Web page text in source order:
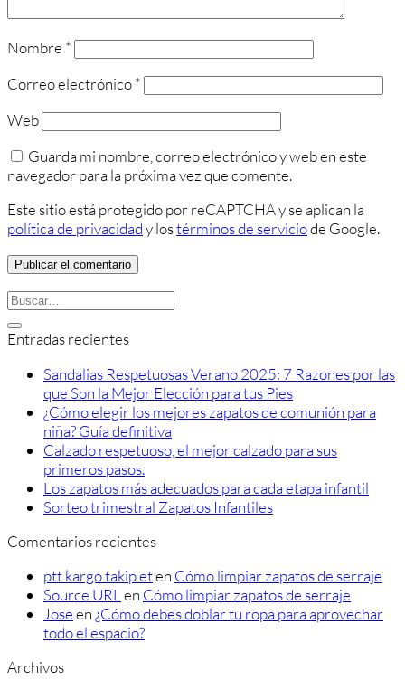
Nombre *
Correo electrónico*
Web
Guarda mi nombre, correo electrónico y web en este
navegador para la próxima vez que comente.
Este sitio está protegido por reCAPTCHA y se aplican la
política de privacidady lostérminos de serviciode Google.
Entradas recientes
Sandalias Respetuosas Verano 2025: 7 Razones por las
que Son la Mejor Elección para tus Pies
¿Cómo elegir los mejores zapatos de comunión para
niña? Guía definitiva
Calzado respetuoso, el mejor calzado para sus
primeros pasos.
Los zapatos más adecuados para cada etapa infantil
Sorteo trimestral Zapatos Infantiles
Comentarios recientes
ptt kargo takip eten Cómo limpiar zapatos de serraje
Source URL en Cómo limpiar zapatos de serraje
Joseen ¿Cómo debes doblar tu ropa para aprovechar
todo el espacio?
Archivos